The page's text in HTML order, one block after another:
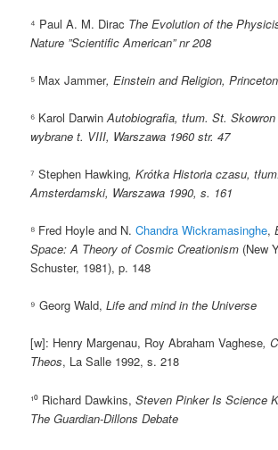
⁴ Paul A. M. Dirac The Evolution of the
Nature ”Scientific American” nr 208
⁵ Max Jammer, Einstein and Religion,
⁶ Karol Darwin Autobiografia, tłum. St. Skowron
wybrane t. VIII, Warszawa 1960 str. 47
⁷ Stephen Hawking, Krótka Historia czasu,
Amsterdamski, Warszawa 1990, s. 161
⁸ Fred Hoyle and N.Chandra Wickramasinghe,
Space: A Theory of Cosmic Creationism (New
Schuster, 1981), p. 148
⁹ Georg Wald,Life and mind in the Universe
[w]: Henry Margenau, Roy Abraham Vaghese,
Theos, La Salle 1992, s. 218
¹⁰ Richard Dawkins,Steven Pinker Is Science
The Guardian-Dillons Debate